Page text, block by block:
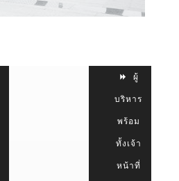
ผู้
บริหาร
พร้อม
ทั้งเจ้า
หน้าที่